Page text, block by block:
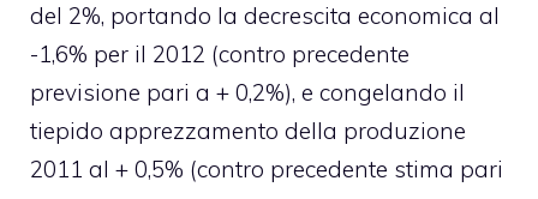
del 2%, portando la decrescita economica al
-1,6% per il 2012 (contro precedente
previsione pari a + 0,2%), e congelando il
tiepido apprezzamento della produzione
2011 al + 0,5% (contro precedente stima pari